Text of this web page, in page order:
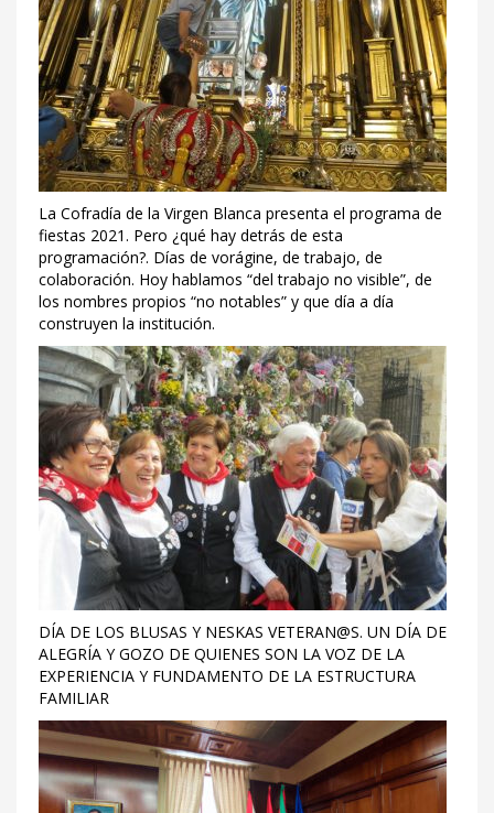
La Cofradía de la Virgen Blanca presenta el programa de
fiestas 2021. Pero ¿qué hay detrás de esta
programación?. Días de vorágine, de trabajo, de
colaboración. Hoy hablamos “del trabajo no visible”, de
los nombres propios “no notables” y que día a día
construyen la institución.
DÍA DE LOS BLUSAS Y NESKAS VETERAN@S. UN DÍA DE
ALEGRÍA Y GOZO DE QUIENES SON LA VOZ DE LA
EXPERIENCIA Y FUNDAMENTO DE LA ESTRUCTURA
FAMILIAR